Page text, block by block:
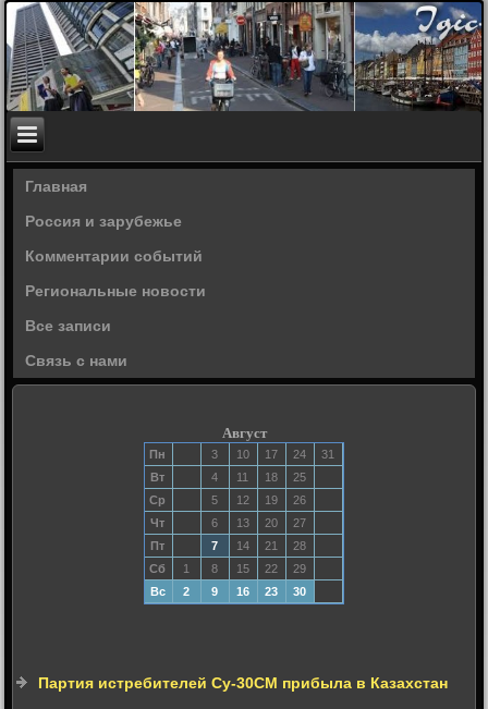
Главная
Россия и зарубежье
Комментарии событий
Региональные новости
Все записи
Связь с нами
Август
Пн 3 10 17 24
31
Вт
4 11 18
25
Ср
5 12 19
26
Чт
6 13 20
27
Пт
7 14 21
28
Сб
1 8 15 22
29
Вс
2 9 16 23 30
Партия истребителей Су-30СМ прибыла в Казахстан